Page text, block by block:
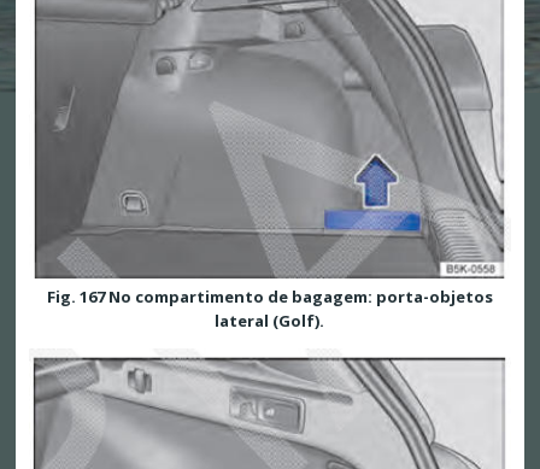
Fig. 167 No compartimento de bagagem: porta-objetos
lateral (Golf).